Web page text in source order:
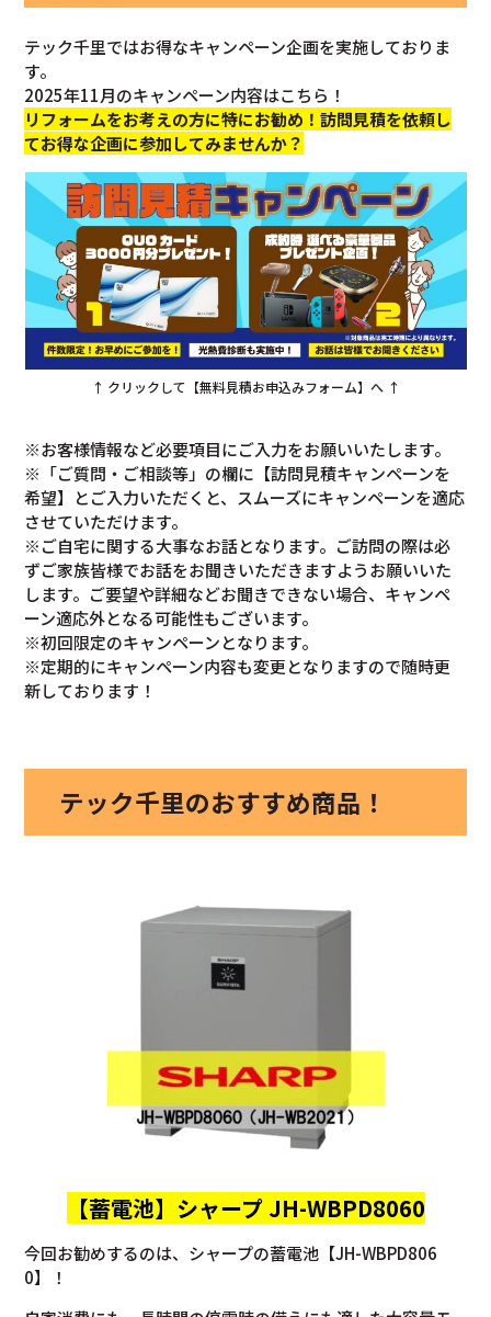
テック千里ではお得なキャンペーン企画を実施しておりま
す。
2025年11月のキャンペーン内容はこちら！
リフォームをお考えの方に特にお勧め！訪問見積を依頼し
てお得な企画に参加してみませんか？
↑ クリックして【無料見積お申込みフォーム】へ ↑
※お客様情報など必要項目にご入力をお願いいたします。
※「ご質問・ご相談等」の欄に【訪問見積キャンペーンを
希望】とご入力いただくと、スムーズにキャンペーンを適応
させていただけます。
※ご自宅に関する大事なお話となります。ご訪問の際は必
ずご家族皆様でお話をお聞きいただきますようお願いいた
します。ご要望や詳細などお聞きできない場合、キャンペ
ーン適応外となる可能性もございます。
※初回限定のキャンペーンとなります。
※定期的にキャンペーン内容も変更となりますので随時更
新しております！
テック千里のおすすめ商品！
【蓄電池】 シャープ JH-WBPD8060
今回お勧めするのは、シャープの蓄電池【JH-WBPD806
0】！